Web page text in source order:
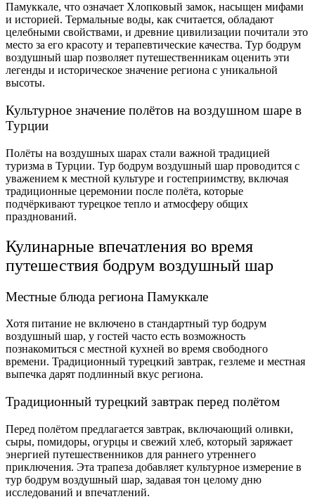
Памуккале, что означает Хлопковый замок, насыщен мифами
и историей. Термальные воды, как считается, обладают
целебными свойствами, и древние цивилизации почитали это
место за его красоту и терапевтические качества. Тур бодрум
воздушный шар позволяет путешественникам оценить эти
легенды и историческое значение региона с уникальной
высоты.
Культурное значение полётов на воздушном шаре в
Турции
Полёты на воздушных шарах стали важной традицией
туризма в Турции. Тур бодрум воздушный шар проводится с
уважением к местной культуре и гостеприимству, включая
традиционные церемонии после полёта, которые
подчёркивают турецкое тепло и атмосферу общих
празднований.
Кулинарные впечатления во время
путешествия бодрум воздушный шар
Местные блюда региона Памуккале
Хотя питание не включено в стандартный тур бодрум
воздушный шар, у гостей часто есть возможность
познакомиться с местной кухней во время свободного
времени. Традиционный турецкий завтрак, гезлеме и местная
выпечка дарят подлинный вкус региона.
Традиционный турецкий завтрак перед полётом
Перед полётом предлагается завтрак, включающий оливки,
сыры, помидоры, огурцы и свежий хлеб, который заряжает
энергией путешественников для раннего утреннего
приключения. Эта трапеза добавляет культурное измерение в
тур бодрум воздушный шар, задавая тон целому дню
исследований и впечатлений.